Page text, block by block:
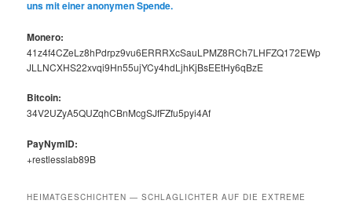
uns mit ein­er anony­men Spende.
Mon­ero:
41z4f4CZeLz8hPdrpz9vu6ERRRXcSauLPMZ8RCh7LHFZQ172EWp
JLLNCXHS22xvqi9Hn55ujYCy4hdLjhKjBsEEtHy6qBzE
Bit­coin:
34V2UZyA5QUZqhCBnMcgSJfFZfu5pyi4Af
PayNymID:
+restlesslab89B
HEIMATGESCHICHTEN — SCHLAGLICHTER AUF DIE EXTREME